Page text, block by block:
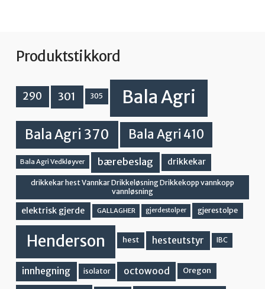
Produktstikkord
290 301 305 Bala Agri
Bala Agri 370 Bala Agri 410
Bala Agri Vedkløyver bærebeslag drikkekar
drikkekar hest Vannkar Drikkeløsning Drikkekopp vannkopp
vannløsning
elektrisk gjerde GALLAGHER gjerdestolper gjerestolpe
Henderson hest hesteutstyr IBC
innhegning isolator octowood Oregon